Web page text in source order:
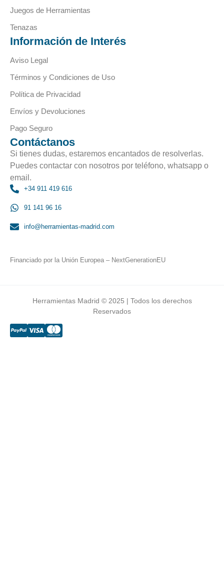
Juegos de Herramientas
Tenazas
Información de Interés
Aviso Legal
Términos y Condiciones de Uso
Política de Privacidad
Envíos y Devoluciones
Pago Seguro
Contáctanos
Si tienes dudas, estaremos encantados de resolverlas.
Puedes contactar con nosotros por teléfono, whatsapp o
email.
+34 911 419 616
91 141 96 16
info@herramientas-madrid.com
Financiado por la Unión Europea – NextGenerationEU
Herramientas Madrid © 2025 | Todos los derechos
Reservados